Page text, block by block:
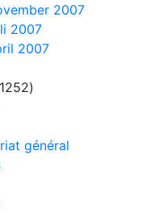
2007
2007
2007
général